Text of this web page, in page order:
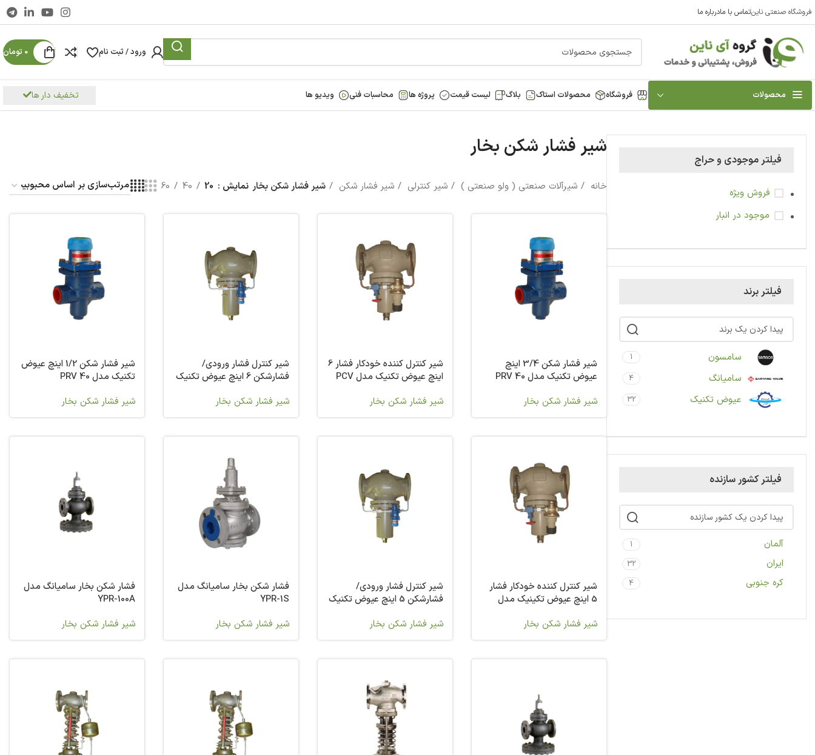
فروشگاه صنعتی ناینتماس با مادرباره ما
ورود / ثبت نام 0 تومان
محصولات فروشگاه محصولات استاک بلاگ لیست قیمت پروژه ها محاسبات فنی ویدیو ها تخفیف دار ها
فیلتر موجودی و حراج
فروش ویژه
موجود در انبار
فیلتر برند
سامسون 1
سامیانگ 4
عیوض تکنیک 32
فیلتر کشور سازنده
آلمان 1
ایران 32
کره جنوبی 4
شیر فشار شکن بخار
خانه شیرآلات صنعتی ( ولو صنعتی ) شیر کنترلی شیر فشار شکن شیر فشار شکن بخار نمایش 20
40
60
شیر فشار شکن 3/4 اینچ
عیوض تکنیک مدل PRV 40
شیر فشار شکن بخار
شیر کنترل کننده خودکار فشار 6
اینچ عیوض تکنیک مدل PCV
شیر فشار شکن بخار
شیر کنترل فشار ورودی/
فشارشکن 6 اینچ عیوض تکنیک
شیر فشار شکن بخار
شیر فشار شکن 1/2 اینچ عیوض
تکنیک مدل PRV 40
شیر فشار شکن بخار
شیر کنترل کننده خودکار فشار
5 اینچ عیوض تکینیک مدل
شیر فشار شکن بخار
شیر کنترل فشار ورودی/
فشارشکن 5 اینچ عیوض تکنیک
شیر فشار شکن بخار
فشار شکن بخار سامیانگ مدل
YPR-1S
شیر فشار شکن بخار
فشار شکن بخار سامیانگ مدل
YPR-100A
شیر فشار شکن بخار